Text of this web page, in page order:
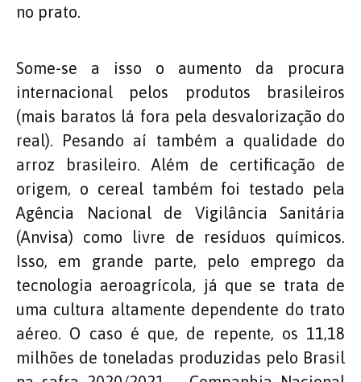
no prato.
Some-se a isso o aumento da procura
internacional pelos produtos brasileiros
(mais baratos lá fora pela desvalorização do
real). Pesando aí também a qualidade do
arroz brasileiro. Além de certificação de
origem, o cereal também foi testado pela
Agência Nacional de Vigilância Sanitária
(Anvisa) como livre de resíduos químicos.
Isso, em grande parte, pelo emprego da
tecnologia aeroagrícola, já que se trata de
uma cultura altamente dependente do trato
aéreo. O caso é que, de repente, os 11,18
milhões de toneladas produzidas pelo Brasil